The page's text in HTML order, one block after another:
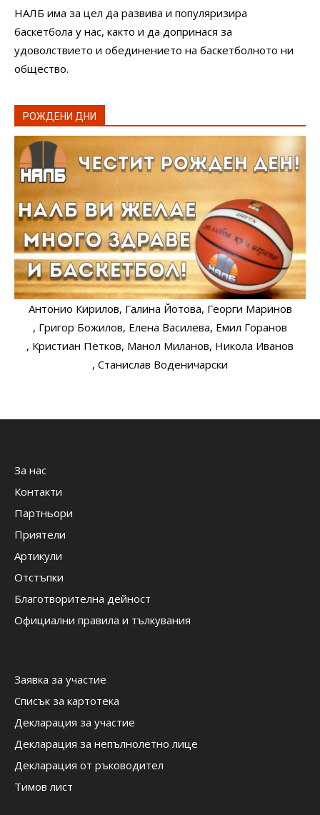
НАЛБ има за цел да развива и популяризира
баскетбола у нас, както и да допринася за
удоволствието и обединението на баскетболното ни
общество.
РОЖДЕНИ ДНИ
Антонио Кирилов, Галина Йотова, Георги Маринов
, Григор Божилов, Елена Василева, Емил Горанов
, Кристиан Петков, Манол Миланов, Никола Иванов
, Станислав Воденичарски
За нас
Контакти
Партньори
Приятели
Артикули
Отстъпки
Благотворителна дейност
Официални правила и тълкувания
Заявка за участие
Списък за картотека
Декларация за участие
Декларация за непълнолетно лице
Декларация от ръководител
Тимов лист